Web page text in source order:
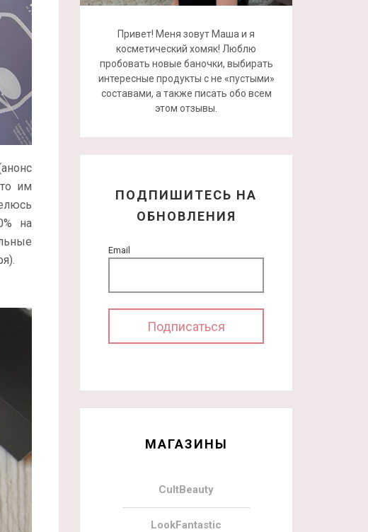
им
на
Привет! Меня зовут Маша и я
косметический хомяк! Люблю
пробовать новые баночки, выбирать
интересные продукты с не «пустыми»
составами, а также писать обо всем
этом отзывы.
ПОДПИШИТЕСЬ НА
ОБНОВЛЕНИЯ
Email
МАГАЗИНЫ
CultBeauty
LookFantastic